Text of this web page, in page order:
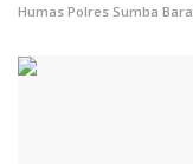
Humas Polres Sumba